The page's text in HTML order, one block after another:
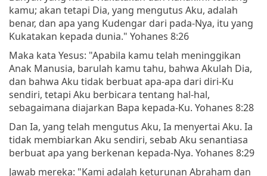
kamu; akan tetapi Dia, yang mengutus Aku, adalah
benar, dan apa yang Kudengar dari pada-Nya, itu yang
Kukatakan kepada dunia." Yohanes 8:26
Maka kata Yesus: "Apabila kamu telah meninggikan
Anak Manusia, barulah kamu tahu, bahwa Akulah Dia,
dan bahwa Aku tidak berbuat apa-apa dari diri-Ku
sendiri, tetapi Aku berbicara tentang hal-hal,
sebagaimana diajarkan Bapa kepada-Ku. Yohanes 8:28
Dan Ia, yang telah mengutus Aku, Ia menyertai Aku. Ia
tidak membiarkan Aku sendiri, sebab Aku senantiasa
berbuat apa yang berkenan kepada-Nya. Yohanes 8:29
Jawab mereka: "Kami adalah keturunan Abraham dan